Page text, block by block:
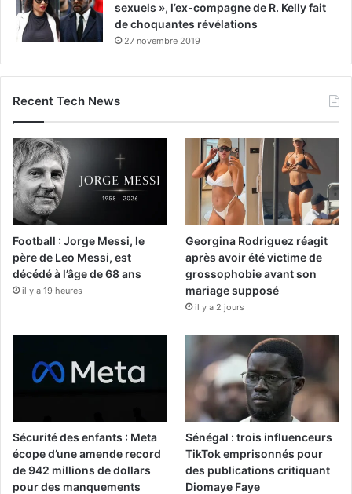
sexuels », l’ex-compagne de R. Kelly fait
de choquantes révélations
27 novembre 2019
Recent Tech News
Football : Jorge Messi, le
père de Leo Messi, est
décédé à l’âge de 68 ans
il y a 19 heures
Georgina Rodriguez réagit
après avoir été victime de
grossophobie avant son
mariage supposé
il y a 2 jours
Sécurité des enfants : Meta
écope d’une amende record
de 942 millions de dollars
pour des manquements
Sénégal : trois influenceurs
TikTok emprisonnés pour
des publications critiquant
Diomaye Faye